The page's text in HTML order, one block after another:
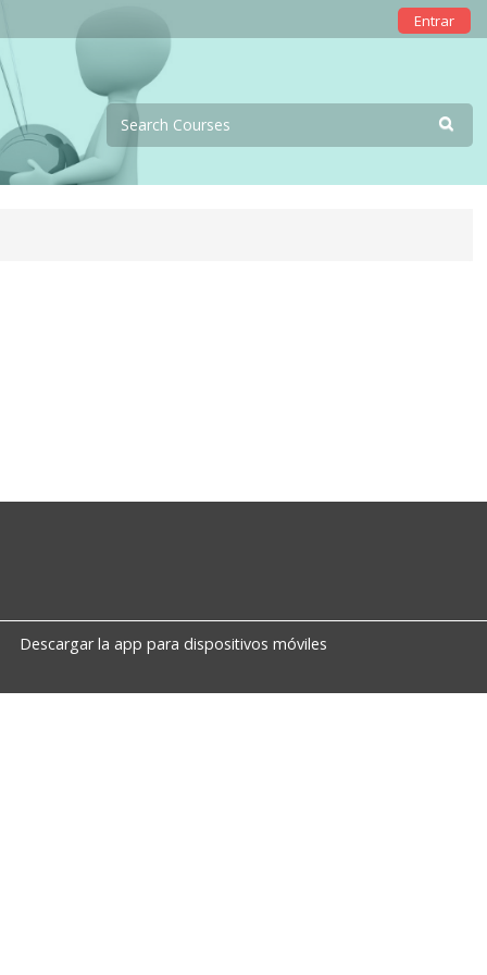
Entrar
Descargar la app para dispositivos móviles